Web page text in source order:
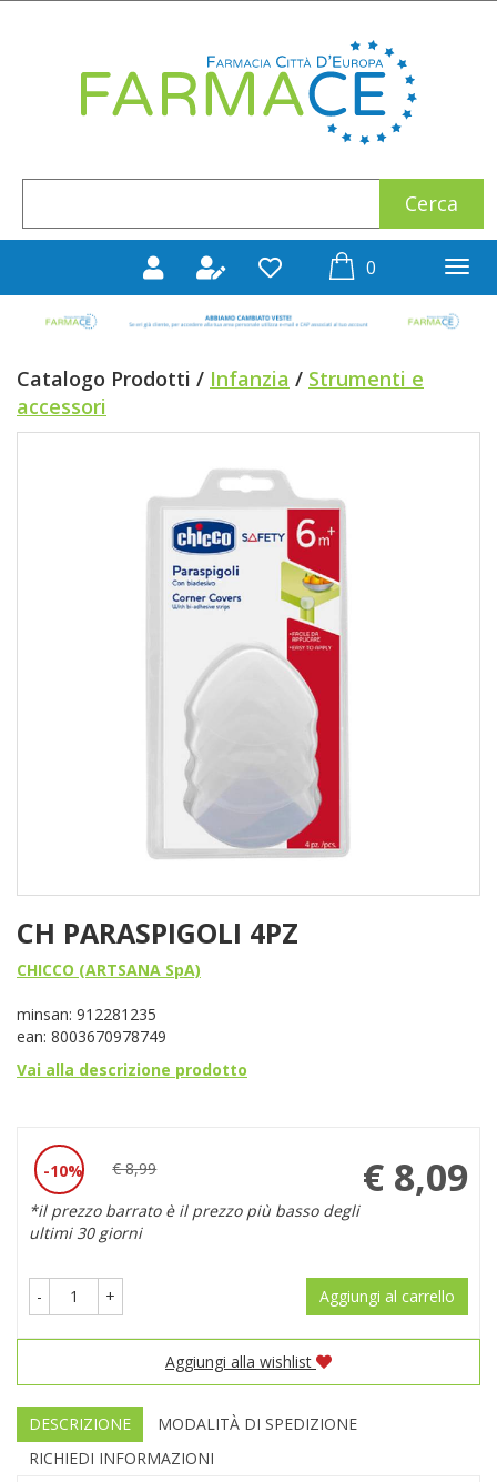
0prodotti
Catalogo Prodotti / Infanzia / Strumenti e
accessori
CH PARASPIGOLI 4PZ
CHICCO (ARTSANA SpA)
minsan: 912281235
ean: 8003670978749
Vai alla descrizione prodotto
Sconto
10% € 8,99
Prezzo
scontato
€ 8,09
*il prezzo barrato è il prezzo più basso degli
ultimi 30 giorni
- + Aggiungi al carrello
Aggiungi alla wishlist
DESCRIZIONE
MODALITÀ DI SPEDIZIONE
RICHIEDI INFORMAZIONI